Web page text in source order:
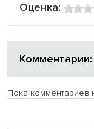
Оценка:
Комментарии:
Пока комментариев